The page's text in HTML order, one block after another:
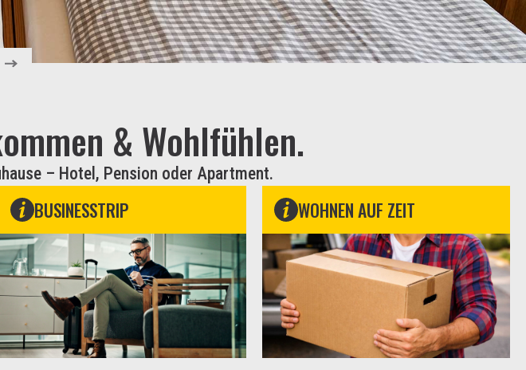
& Wohlfühlen.
– Hotel, Pension oder Apartment.
BUSINESSTRIP WOHNEN AUF ZEIT